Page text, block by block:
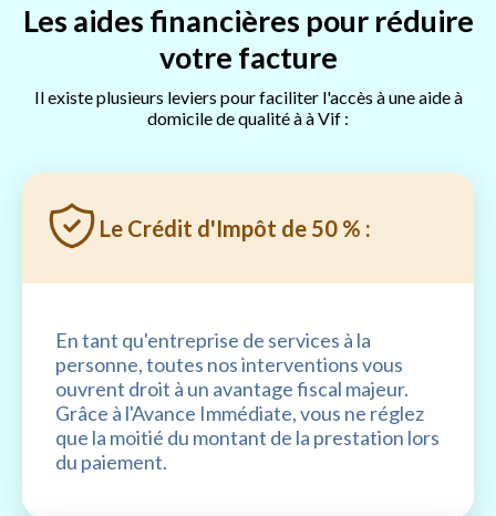
Les aides financières pour réduire
votre facture
Il existe plusieurs leviers pour faciliter l'accès à une aide à
domicile de qualité à à Vif :
Le Crédit d'Impôt de 50 % :
En tant qu'entreprise de services à la
personne, toutes nos interventions vous
ouvrent droit à un avantage fiscal majeur.
Grâce à l'Avance Immédiate, vous ne réglez
que la moitié du montant de la prestation lors
du paiement.